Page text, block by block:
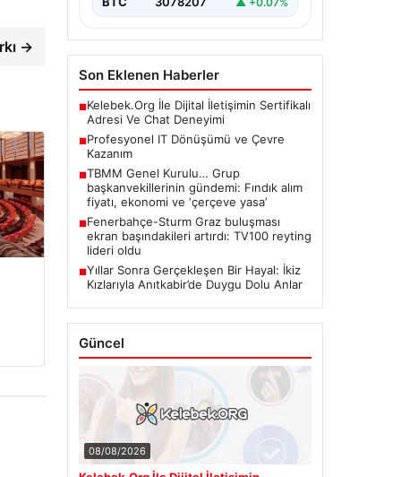
→
Son Eklenen Haberler
■Kelebek.Org İle Dijital İletişimin Sertifikalı
Adresi Ve Chat Deneyimi
■Profesyonel IT Dönüşümü ve Çevre
Kazanım
■TBMM Genel Kurulu… Grup
başkanvekillerinin gündemi: Fındık alım
fiyatı, ekonomi ve ‘çerçeve yasa’
■Fenerbahçe-Sturm Graz buluşması
ekran başındakileri artırdı: TV100 reyting
lideri oldu
■Yıllar Sonra Gerçekleşen Bir Hayal: İkiz
Kızlarıyla Anıtkabir’de Duygu Dolu Anlar
Güncel
08/08/2026